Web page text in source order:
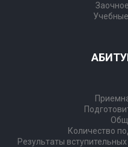
Количество
Результаты